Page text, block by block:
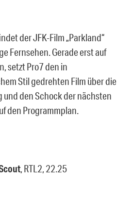
der JFK-Film „Parkland“
Fernsehen. Gerade erst auf
setzt Pro7 den in
Stil gedrehten Film über die
und den Schock der nächsten
den Programmplan.
, RTL2, 22.25